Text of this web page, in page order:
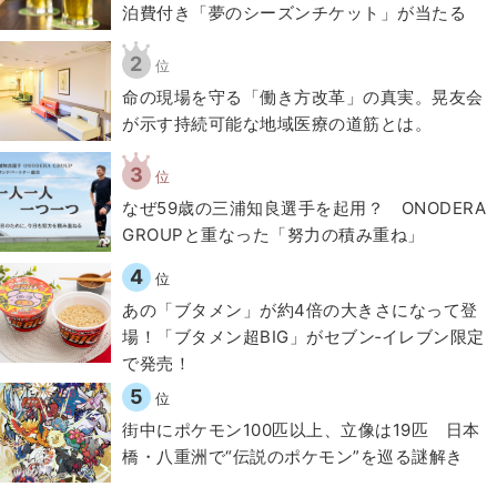
泊費付き「夢のシーズンチケット」が当たる
2 位
​命の現場を守る「働き方改革」の真実。晃友会
が示す持続可能な地域医療の道筋とは。
3 位
なぜ59歳の三浦知良選手を起用？ ONODERA
GROUPと重なった「努力の積み重ね」
4 位
あの「ブタメン」が約4倍の大きさになって登
場！「ブタメン超BIG」がセブン‐イレブン限定
で発売！
5 位
街中にポケモン100匹以上、立像は19匹 日本
橋・八重洲で“伝説のポケモン”を巡る謎解き